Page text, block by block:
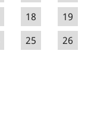
18
19
25
26